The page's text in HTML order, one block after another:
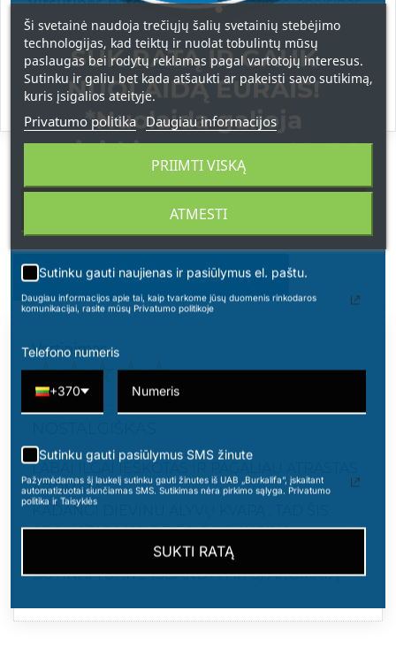
Vidurinės natos:jazminas, rožių mediena
Pagrindinės natos:vanilė, muskusas,
sandalmedis
PARAŠYKITE SAVO ATSILIEPIMĄ
Vertinimas
DOVILĖ
2024-02-05
LABAI ILGAI IEŠKOTAS IR PAGALIAU ATRASTAS
AROMATAS.
KADANGI DIEVINU ALYVŲ KVAPĄ , TAD ŠIS
AROMATAS MANE TIESIOG SVAIGINA.
KAM PATINKA INTENSYVUS AROMATAI
BŪTINAI TURITE IŠBANDYTI IR ŠĮ AROMATĄ
Ši svetainė naudoja trečiųjų šalių svetainių stebėjimo
technologijas, kad teiktų ir nuolat tobulintų mūsų
paslaugas bei rodytų reklamas pagal vartotojų interesus.
Sutinku ir galiu bet kada atšaukti ar pakeisti savo sutikimą,
kuris įsigalios ateityje.
Privatumo politika Daugiau informacijos
ATMESTI
PRIIMTI VISKĄ
SUK RATĄ IR GAUK
NUOLAIDĄ EURAIS!
*Nuolaida galioja
apsipirkimams nuo 49 € !
Sutinku gauti naujienas ir pasiūlymus el. paštu.
Daugiau informacijos apie tai, kaip tvarkome jūsų duomenis rinkodaros
komunikacijai, rasite mūsų Privatumo politikoje
Telefono numeris
+370
Sutinku gauti pasiūlymus SMS žinute
Pažymėdamas šį laukelį sutinku gauti žinutes iš UAB „Burkalifa“, įskaitant
automatizuotai siunčiamas SMS. Sutikimas nėra pirkimo sąlyga. Privatumo
politika ir Taisyklės
SUKTI RATĄ